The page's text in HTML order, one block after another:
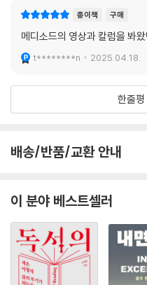
종이책 구매
메디소드의 영상과 칼럼을 봐
t********n 2025.04.18.
한줄평
배송/반품/교환 안내
이 분야 베스트셀러